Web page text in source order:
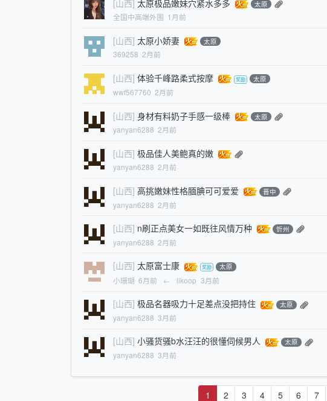
[山西] 太原极品嫩妹穴紧水多多 太原
全国中高端外围 1月前
[山西] 太原小娇妻 太原
369258 2月前
[山西] 体验千峰路柔式按摩 太原
wwf567760 2月前
[山西] 身材有料奶子手感一级棒 太原
yanyan6288 2月前
[山西] 极品佳人美鲍真的嫩
yanyan6288 2月前
[山西] 高挑嫩妹性格腼腆可可爱爱 晋中
yanyan6288 2月前
[山西] n刷正点美女一如既往风情万种 忻州
yanyan6288 2月前
[山西] 太原富士康 太原
小珊瑚 6月前 ← likoop 3月前
[山西] 极品名器吸力十足差点没把持住 太原
yanyan6288 3月前
[山西] 小骚货骚b水汪汪的很懂伺候男人 太原
yanyan6288 3月前
1 2 3 4 5 6 7